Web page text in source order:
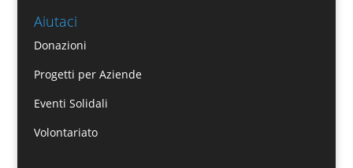
Aiutaci
Donazioni
Progetti per Aziende
Eventi Solidali
Volontariato